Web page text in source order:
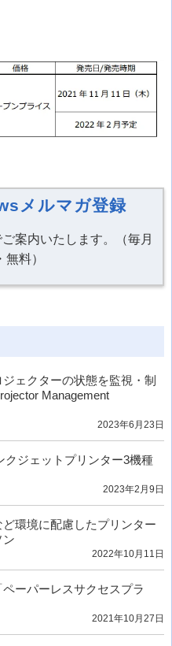
メルマガ登録
案内いたします。（毎月
料）
ェクターの状態を監視・制
Management
2023年6月23日
クジェットプリンター3機種
2023年2月9日
環境に配慮したプリンター
ン
2022年10月11日
ーパーレスサクセスプラ
2021年10月27日